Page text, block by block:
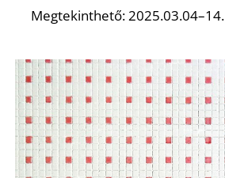
Megtekinthető: 2025.03.04–14.